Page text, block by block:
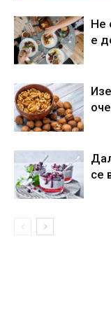
Не
е
се